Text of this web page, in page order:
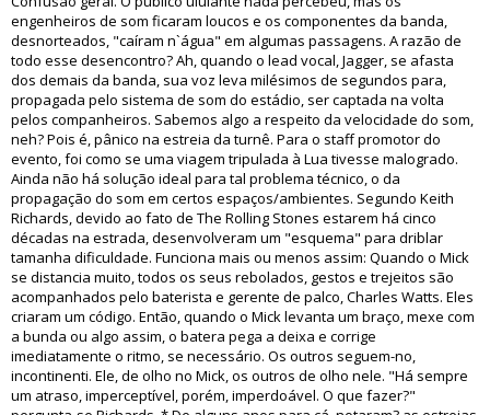
engenheiros de som ficaram loucos e os componentes da banda,
desnorteados, "caíram n`água" em algumas passagens. A razão de
todo esse desencontro? Ah, quando o lead vocal, Jagger, se afasta
dos demais da banda, sua voz leva milésimos de segundos para,
propagada pelo sistema de som do estádio, ser captada na volta
pelos companheiros. Sabemos algo a respeito da velocidade do som,
neh? Pois é, pânico na estreia da turnê. Para o staff promotor do
evento, foi como se uma viagem tripulada à Lua tivesse malogrado.
Ainda não há solução ideal para tal problema técnico, o da
propagação do som em certos espaços/ambientes. Segundo Keith
Richards, devido ao fato de The Rolling Stones estarem há cinco
décadas na estrada, desenvolveram um "esquema" para driblar
tamanha dificuldade. Funciona mais ou menos assim: Quando o Mick
se distancia muito, todos os seus rebolados, gestos e trejeitos são
acompanhados pelo baterista e gerente de palco, Charles Watts. Eles
criaram um código. Então, quando o Mick levanta um braço, mexe com
a bunda ou algo assim, o batera pega a deixa e corrige
imediatamente o ritmo, se necessário. Os outros seguem-no,
incontinenti. Ele, de olho no Mick, os outros de olho nele. "Há sempre
um atraso, imperceptível, porém, imperdoável. O que fazer?"